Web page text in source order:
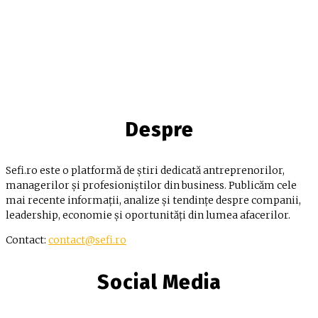
Despre
Sefi.ro este o platformă de știri dedicată antreprenorilor,
managerilor și profesioniștilor din business. Publicăm cele
mai recente informații, analize și tendințe despre companii,
leadership, economie și oportunități din lumea afacerilor.
Contact: contact@sefi.ro
Social Media